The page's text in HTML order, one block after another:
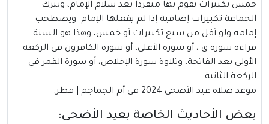
خمس تكبيرات يقوم بها منفردا بعد سلام الإمام، وتترك
الجماعة تكبيرات إضافية إذا لم يفعلها الإمام ويصطحب
إمامه ولو أقل من سبع تكبيرات أو خمس، وهذا هو السنة
قراءة سورة ق ، أو سورة الأعلى، أو سورة الكافرون في الركعة
الأولى بعد الفاتحة، وتلاوة سورة الإخلاص، أو سورة القمر في
الركعة الثانية
موعد صلاة عيد الأضحى 2024 في أم الجماجم | قطر.
بعض الأحاديث الخاصة بعيد الأضحى: